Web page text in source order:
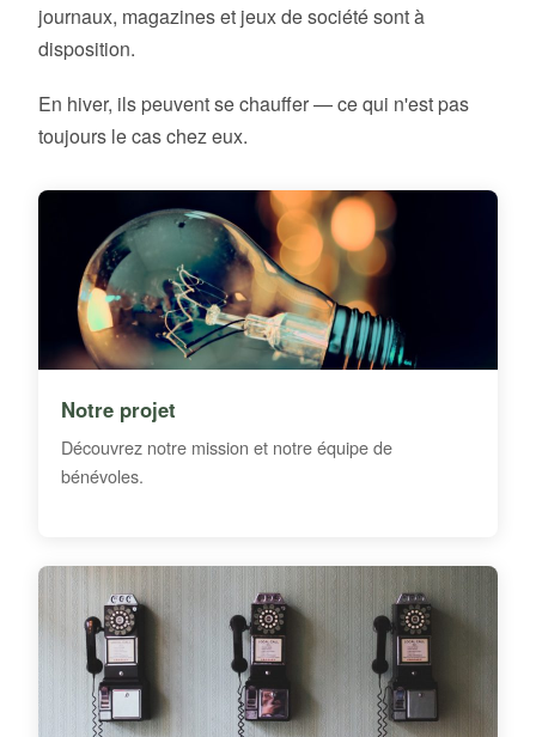
journaux, magazines et jeux de société sont à
disposition.
En hiver, ils peuvent se chauffer — ce qui n'est pas
toujours le cas chez eux.
Notre projet
Découvrez notre mission et notre équipe de
bénévoles.